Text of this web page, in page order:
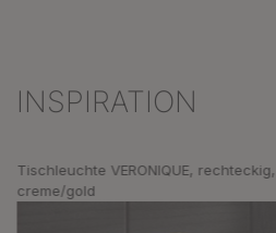
Produktgalerie überspringen
INSPIRATION
Tischleuchte VERONIQUE, rechteckig,
creme/gold